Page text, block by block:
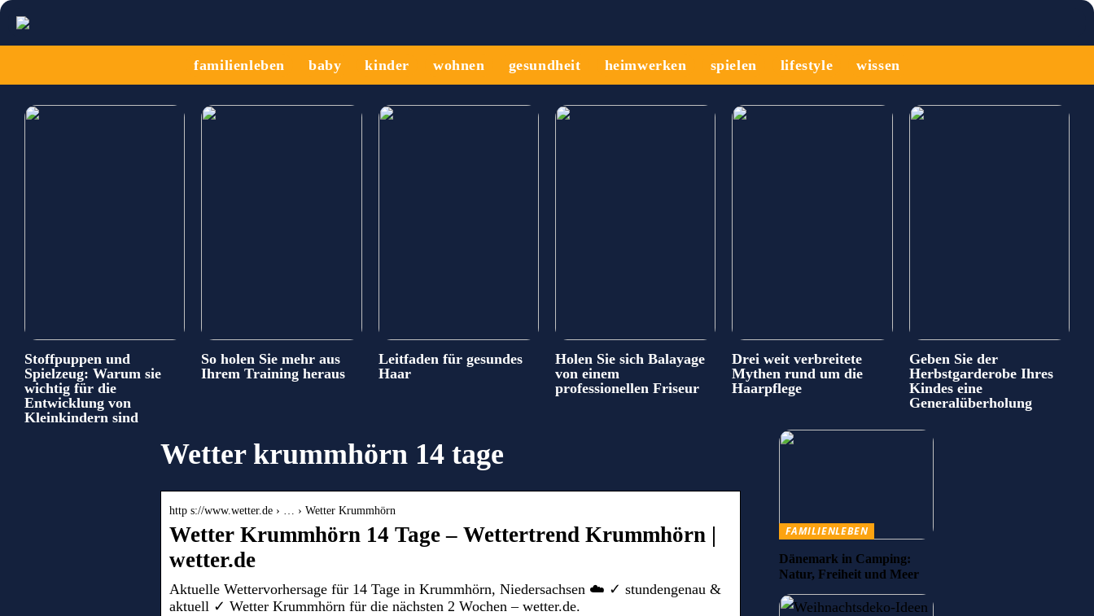
familienleben baby kinder wohnen gesundheit heimwerken spielen lifestyle wissen
Stoffpuppen und
Spielzeug: Warum sie
wichtig für die
Entwicklung von
Kleinkindern sind
So holen Sie mehr aus
Ihrem Training heraus
Leitfaden für gesundes
Haar
Holen Sie sich Balayage
von einem
professionellen Friseur
Drei weit verbreitete
Mythen rund um die
Haarpflege
Geben Sie der
Herbstgarderobe Ihres
Kindes eine
Generalüberholung
Wetter krummhörn 14 tage
http s://www.wetter.de › … › Wetter Krummhörn
Wetter Krummhörn 14 Tage – Wettertrend Krummhörn |
wetter.de
Aktuelle Wettervorhersage für 14 Tage in Krummhörn, Niedersachsen ☁️ ✓ stundengenau &
aktuell ✓ Wetter Krummhörn für die nächsten 2 Wochen – wetter.de.
FAMILIENLEBEN
Dänemark in Camping:
Natur, Freiheit und Meer